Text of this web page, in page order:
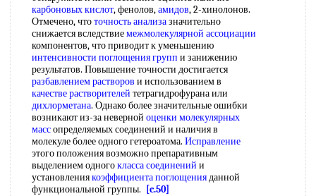
карбоновых кислот, фенолов,амидов, 2-хинолонов.
Отмечено, чтоточность анализазначительно
снижается вследствиемежмолекулярной ассоциации
компонентов, что приводит к уменьшению
интенсивности поглощениягрупп и занижению
результатов. Повышение точности достигается
разбавлением растворов и использованием в
качестве растворителей тетрагидрофурана или
дихлорметана. Однако более значительные ошибки
возникают из-за неверной оценки молекулярных
массопределяемых соединений и наличия в
молекуле более одного гетероатома. Исправление
этого положения возможно препаративным
выделением одногокласса соединений и
установлениякоэффициента поглощенияданной
функциональной группы.
[c.50]